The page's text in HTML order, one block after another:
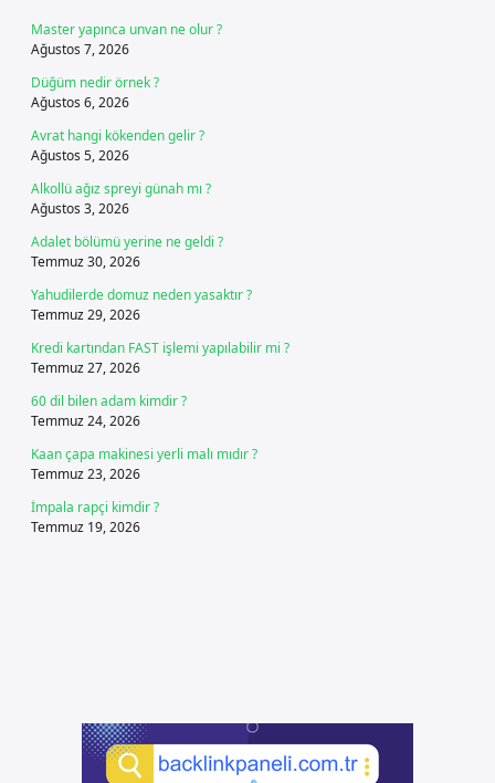
Master yapınca unvan ne olur ?
Ağustos 7, 2026
Düğüm nedir örnek ?
Ağustos 6, 2026
Avrat hangi kökenden gelir ?
Ağustos 5, 2026
Alkollü ağız spreyi günah mı ?
Ağustos 3, 2026
Adalet bölümü yerine ne geldi ?
Temmuz 30, 2026
Yahudilerde domuz neden yasaktır ?
Temmuz 29, 2026
Kredi kartından FAST işlemi yapılabilir mi ?
Temmuz 27, 2026
60 dil bilen adam kimdir ?
Temmuz 24, 2026
Kaan çapa makinesi yerli malı mıdır ?
Temmuz 23, 2026
İmpala rapçi kimdir ?
Temmuz 19, 2026